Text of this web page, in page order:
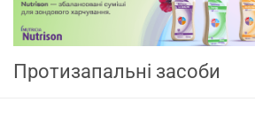
Протизапальні засоби